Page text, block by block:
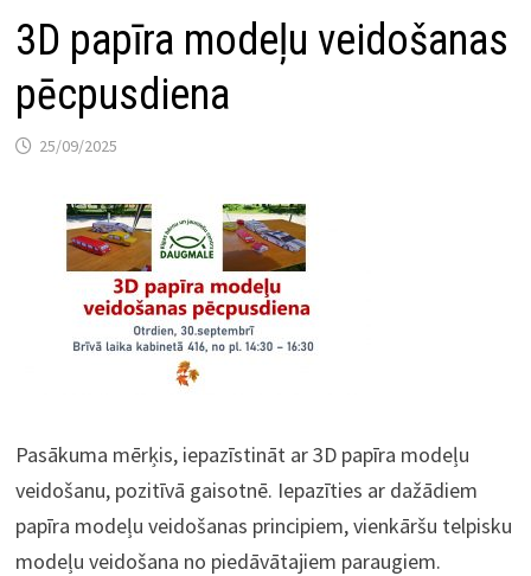
3D papīra modeļu veidošanas
pēcpusdiena
25/09/2025
Pasākuma mērķis, iepazīstināt ar 3D papīra modeļu
veidošanu, pozitīvā gaisotnē. Iepazīties ar dažādiem
papīra modeļu veidošanas principiem, vienkāršu telpisku
modeļu veidošana no piedāvātajiem paraugiem.